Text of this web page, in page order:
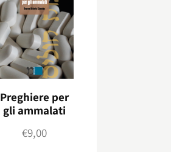
Preghiere per
gli ammalati
€9,00